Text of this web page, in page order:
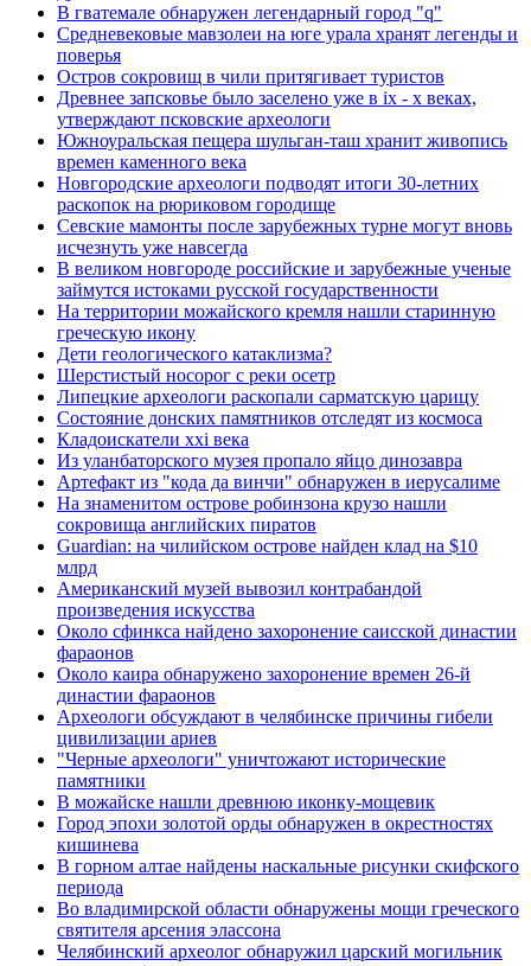
В гватемале обнаружен легендарный город "q"
Средневековые мавзолеи на юге урала хранят легенды и
поверья
Остров сокровищ в чили притягивает туристов
Древнее запсковье было заселено уже в ix - x веках,
утверждают псковские археологи
Южноуральская пещера шульган-таш хранит живопись
времен каменного века
Новгородские археологи подводят итоги 30-летних
раскопок на рюриковом городище
Севские мамонты после зарубежных турне могут вновь
исчезнуть уже навсегда
В великом новгороде российские и зарубежные ученые
займутся истоками русской государственности
На территории можайского кремля нашли старинную
греческую икону
Дети геологического катаклизма?
Шерстистый носорог с реки осетр
Липецкие археологи раскопали сарматскую царицу
Состояние донских памятников отследят из космоса
Кладоискатели xxi века
Из уланбаторского музея пропало яйцо динозавра
Артефакт из "кода да винчи" обнаружен в иерусалиме
На знаменитом острове робинзона крузо нашли
сокровища английских пиратов
Guardian: на чилийском острове найден клад на $10
млрд
Американский музей вывозил контрабандой
произведения искусства
Около сфинкса найдено захоронение саисской династии
фараонов
Около каира обнаружено захоронение времен 26-й
династии фараонов
Археологи обсуждают в челябинске причины гибели
цивилизации ариев
"Черные археологи" уничтожают исторические
памятники
В можайске нашли древнюю иконку-мощевик
Город эпохи золотой орды обнаружен в окрестностях
кишинева
В горном алтае найдены наскальные рисунки скифского
периода
Во владимирской области обнаружены мощи греческого
святителя арсения элассона
Челябинский археолог обнаружил царский могильник